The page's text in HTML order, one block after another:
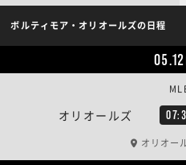
ボルティモア・オリオールズの日程
05.12
オリオールズ
オリオー